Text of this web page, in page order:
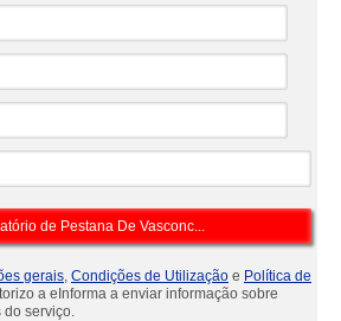
gerais, Condições de Utilização e Política de
a eInforma a enviar informação sobre
do serviço.